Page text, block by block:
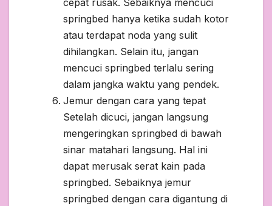
cepat rusak. Sebaiknya mencuci
springbed hanya ketika sudah kotor
atau terdapat noda yang sulit
dihilangkan. Selain itu, jangan
mencuci springbed terlalu sering
dalam jangka waktu yang pendek.
Jemur dengan cara yang tepat
Setelah dicuci, jangan langsung
mengeringkan springbed di bawah
sinar matahari langsung. Hal ini
dapat merusak serat kain pada
springbed. Sebaiknya jemur
springbed dengan cara digantung di